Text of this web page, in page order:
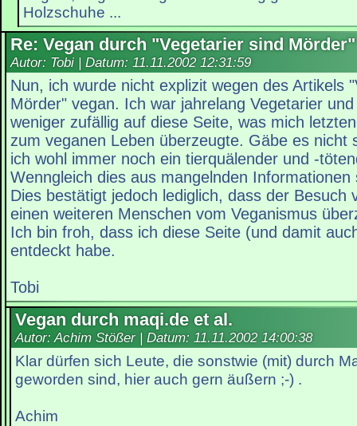
Holzschuhe ...
Re: Vegan durch "Vegetarier sind Mörder"
Autor: Tobi | Datum: 11.11.2002 12:31:59
Nun, ich wurde nicht explizit wegen des Artikels
Mörder" vegan. Ich war jahrelang Vegetarier
weniger zufällig auf diese Seite, was mich
zum veganen Leben überzeugte. Gäbe es nicht
ich wohl immer noch ein tierquälender und -
Wenngleich dies aus mangelnden
Dies bestätigt jedoch lediglich, dass der Besuch
einen weiteren Menschen vom Veganismus
Ich bin froh, dass ich diese Seite (und damit
entdeckt habe.
Tobi
Vegan durch maqi.de et al.
Autor: Achim Stößer | Datum: 11.11.2002 14:00:38
Klar dürfen sich Leute, die sonstwie (mit) durch
geworden sind, hier auch gern äußern ;-) .
Achim